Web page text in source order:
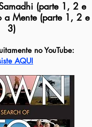
(parte 1, 2 e
a Mente (parte 1, 2 e
3)
no YouTube:
AQUI